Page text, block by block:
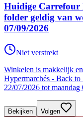
Huidige Carrefour
folder geldig van
07/09/2026
Niet verstrekt
Winkelen is makkelijk
Hypermarchés - Back
22/07/2026 tot
Bekijken Volgen